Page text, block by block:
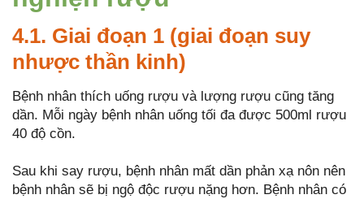
4.1. Giai đoạn 1 (giai đoạn suy
nhược thần kinh)
Bệnh nhân thích uống rượu và lượng rượu cũng tăng
dần. Mỗi ngày bệnh nhân uống tối đa được 500ml rượu
40 độ cồn.
Sau khi say rượu, bệnh nhân mất dần phản xạ nôn nên
bệnh nhân sẽ bị ngộ độc rượu nặng hơn. Bệnh nhân có